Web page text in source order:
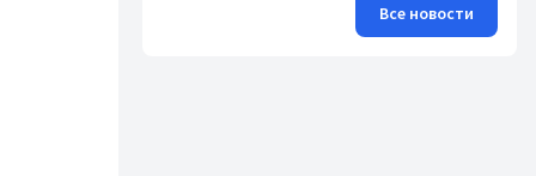
Все новости